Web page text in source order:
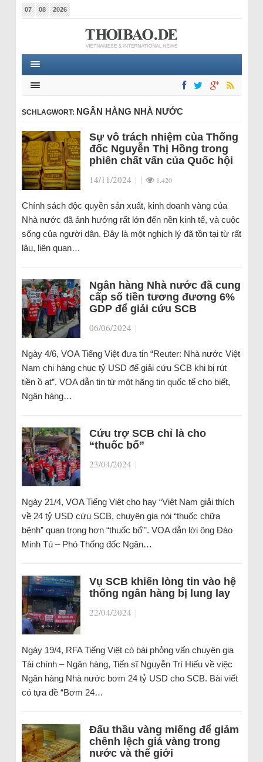
07 08 2026
SCHLAGWORT: NGÂN HÀNG NHÀ NƯỚC
Sự vô trách nhiệm của Thống
đốc Nguyễn Thị Hồng trong
phiên chất vấn của Quốc hội
14/11/2024 | | 1.420
Chính sách độc quyền sản xuất, kinh doanh vàng của
Nhà nước đã ảnh hưởng rất lớn đến nền kinh tế, và cuộc
sống của người dân. Đây là một nghịch lý đã tồn tại từ rất
lâu, liên quan…
Ngân hàng Nhà nước đã cung
cấp số tiền tương đương 6%
GDP để giải cứu SCB
06/06/2024 |
Ngày 4/6, VOA Tiếng Việt đưa tin “Reuter: Nhà nước Việt
Nam chi hàng chục tỷ USD để giải cứu SCB khi bị rút
tiền ồ ạt”. VOA dẫn tin từ một hãng tin quốc tế cho biết,
Ngân hàng…
Cứu trợ SCB chỉ là cho
“thuốc bổ”
23/04/2024 |
Ngày 21/4, VOA Tiếng Việt cho hay “Việt Nam giải thích
về 24 tỷ USD cứu SCB, chuyên gia nói “thuốc chữa
bệnh” quan trọng hơn “thuốc bổ”’. VOA dẫn lời ông Đào
Minh Tú – Phó Thống đốc Ngân…
Vụ SCB khiến lòng tin vào hệ
thống ngân hàng bị lung lay
22/04/2024 |
Ngày 19/4, RFA Tiếng Việt có bài phỏng vấn chuyên gia
Tài chính – Ngân hàng, Tiến sĩ Nguyễn Trí Hiếu về việc
Ngân hàng Nhà nước bơm 24 tỷ USD cho SCB. Bài viết
có tựa đề “Bơm 24…
Đấu thầu vàng miếng để giảm
chênh lệch giá vàng trong
nước và thế giới